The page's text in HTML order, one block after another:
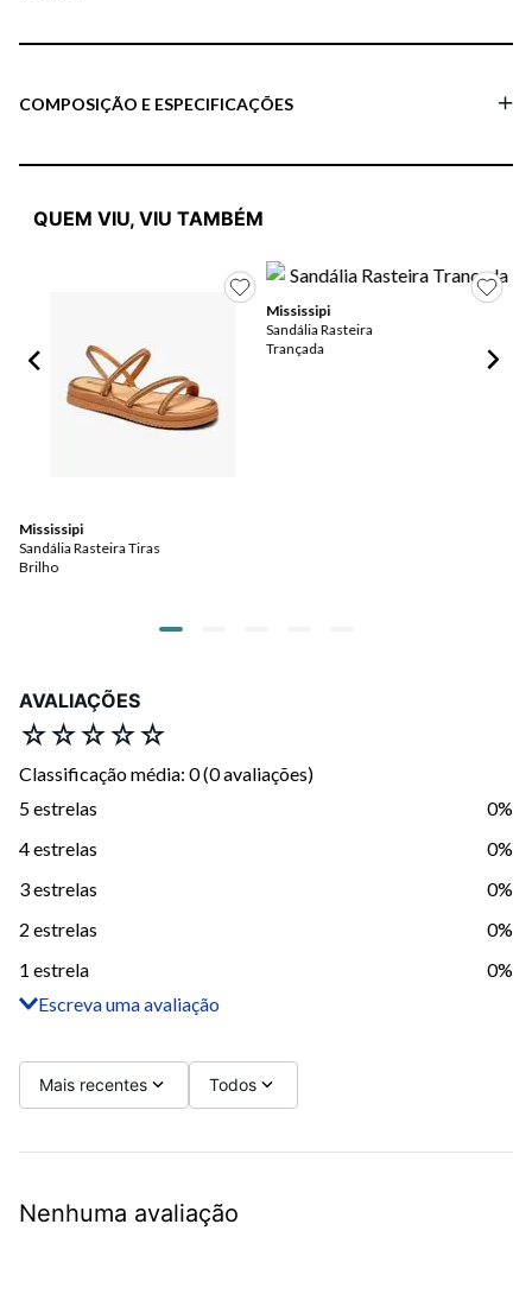
COMPOSIÇÃO E ESPECIFICAÇÕES
QUEM VIU, VIU TAMBÉM
Mississipi
Sandália Rasteira Tiras
Brilho
Mississipi
Sandália Rasteira
Trançada
AVALIAÇÕES
☆☆☆☆☆
Classificação média: 0(0 avaliações)
5 estrelas
0%
4 estrelas
0%
3 estrelas
0%
2 estrelas
0%
1 estrela
0%
Escreva uma avaliação
Título
Avalie o produto de 1 a 5 estrelas
Seu nome
Mais recentes Todos
Nenhuma avaliação